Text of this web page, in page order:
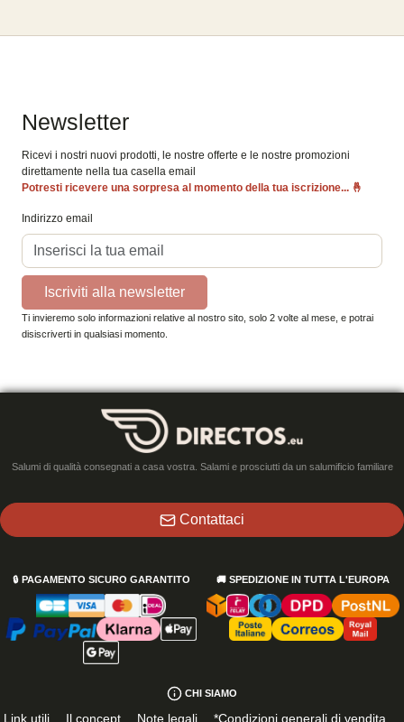
Newsletter
Ricevi i nostri nuovi prodotti, le nostre offerte e le nostre promozioni
direttamente nella tua casella email
Potresti ricevere una sorpresa al momento della tua iscrizione... 🤞
Indirizzo email
Iscriviti alla newsletter
Ti invieremo solo informazioni relative al nostro sito, solo 2 volte al mese, e potrai
disiscriverti in qualsiasi momento.
Salumi di qualità consegnati a casa vostra. Salami e prosciutti da un salumificio familiare
Contattaci
🔒 PAGAMENTO SICURO GARANTITO 🚚 SPEDIZIONE IN TUTTA L'EUROPA
CHI SIAMO
Link utili Il concept Note legali *Condizioni generali di vendita